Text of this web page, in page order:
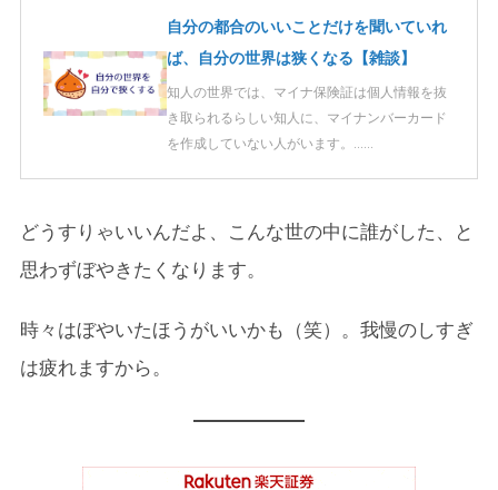
自分の都合のいいことだけを聞いていれ
ば、自分の世界は狭くなる【雑談】
知人の世界では、マイナ保険証は個人情報を抜
き取られるらしい知人に、マイナンバーカード
を作成していない人がいます。……
どうすりゃいいんだよ、こんな世の中に誰がした、と
思わずぼやきたくなります。
時々はぼやいたほうがいいかも（笑）。我慢のしすぎ
は疲れますから。